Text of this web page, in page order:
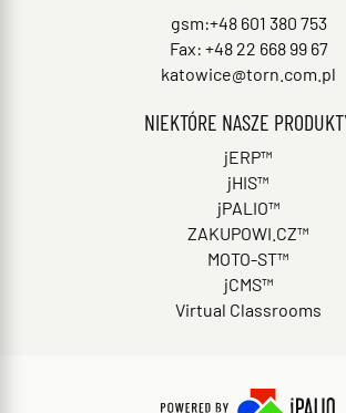
gsm:+48 601 380 753
Fax: +48 22 668 99 67
katowice@torn.com.pl
NIEKTÓRE NASZE
jERP™
jHIS™
jPALIO™
ZAKUPOWI.CZ™
MOTO-ST™
jCMS™
Virtual Classrooms